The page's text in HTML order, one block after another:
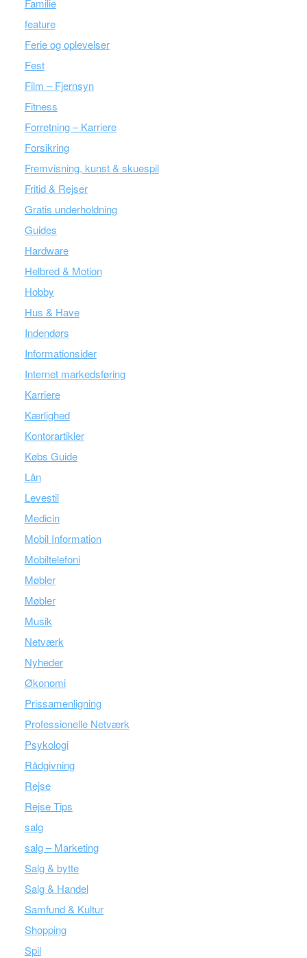
Familie
feature
Ferie og oplevelser
Fest
Film – Fjernsyn
Fitness
Forretning – Karriere
Forsikring
Fremvisning, kunst & skuespil
Fritid & Rejser
Gratis underholdning
Guides
Hardware
Helbred & Motion
Hobby
Hus & Have
Indendørs
Informationsider
Internet markedsføring
Karriere
Kærlighed
Kontorartikler
Købs Guide
Lån
Levestil
Medicin
Mobil Information
Mobiltelefoni
Møbler
Møbler
Musik
Netværk
Nyheder
Økonomi
Prissamenligning
Professionelle Netværk
Psykologi
Rådgivning
Rejse
Rejse Tips
salg
salg – Marketing
Salg & bytte
Salg & Handel
Samfund & Kultur
Shopping
Spil